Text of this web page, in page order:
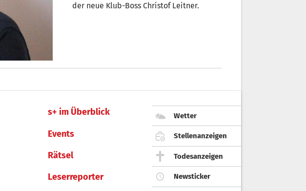
der neue Klub-Boss Christof Leitner.
s+ im Überblick
Events
Rätsel
Leserreporter
Wetter
Stellenanzeigen
Todesanzeigen
Newsticker